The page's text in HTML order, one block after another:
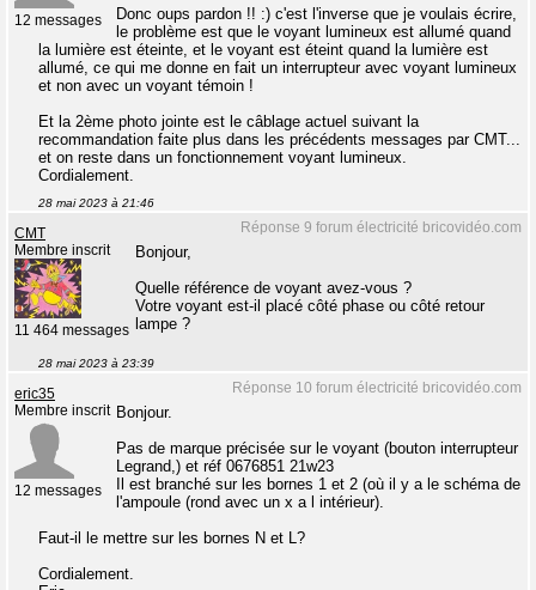
12 messages
Donc oups pardon !! :) c'est l'inverse que je voulais écrire,
le problème est que le voyant lumineux est allumé quand
la lumière est éteinte, et le voyant est éteint quand la lumière est
allumé, ce qui me donne en fait un interrupteur avec voyant lumineux
et non avec un voyant témoin !
Et la 2ème photo jointe est le câblage actuel suivant la
recommandation faite plus dans les précédents messages par CMT...
et on reste dans un fonctionnement voyant lumineux.
Cordialement.
28 mai 2023 à 21:46
Réponse 9 forum électricité bricovidéo.com
CMT
Membre inscrit
11 464 messages
Bonjour,
Quelle référence de voyant avez-vous ?
Votre voyant est-il placé côté phase ou côté retour
lampe ?
28 mai 2023 à 23:39
Réponse 10 forum électricité bricovidéo.com
eric35
Membre inscrit
12 messages
Bonjour.
Pas de marque précisée sur le voyant (bouton interrupteur
Legrand,) et réf 0676851 21w23
Il est branché sur les bornes 1 et 2 (où il y a le schéma de
l'ampoule (rond avec un x a l intérieur).
Faut-il le mettre sur les bornes N et L?
Cordialement.